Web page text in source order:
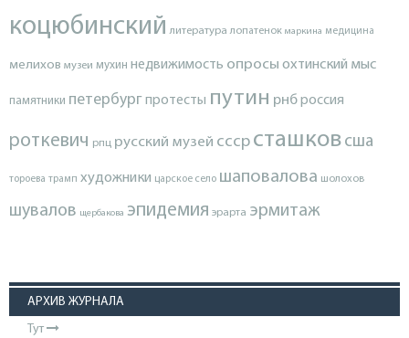
коцюбинский литература лопатенок маркина медицина
мелихов музеи мухин недвижимость опросы охтинский мыс
памятники петербургпротесты путин рнброссия
роткевич рпц русский музей ссср сташков сша
тороева трамп художники царское село шаповалова шолохов
шувалов щербакова эпидемия эрарта эрмитаж
АРХИВ ЖУРНАЛА
Тут